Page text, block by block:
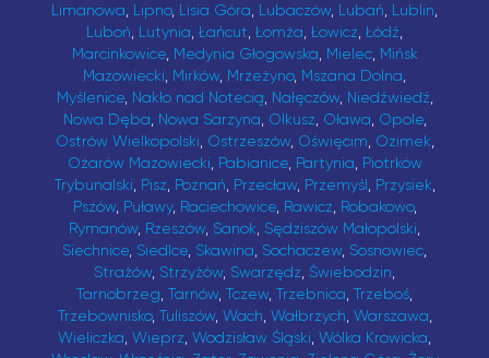
Limanowa, Lipno, Lisia Góra, Lubaczów, Lubań, Lublin,
Luboń, Lutynia, Łańcut, Łomża, Łowicz, Łódź,
Marcinkowice, Medynia Głogowska, Mielec, Mińsk
Mazowiecki, Mirków, Mrzeżyno, Mszana Dolna,
Myślenice, Nakło nad Notecią, Nałęczów, Niedźwiedź,
Nowa Dęba, Nowa Sarzyna, Olkusz, Oława, Opole,
Ostrów Wielkopolski, Ostrzeszów, Oświęcim, Ozimek,
Ożarów Mazowiecki, Pabianice, Partynia, Piotrków
Trybunalski, Pisz, Poznań, Przecław, Przemyśl, Przysiek,
Pszów, Puławy, Raciechowice, Rawicz, Robakowo,
Rymanów, Rzeszów, Sanok, Sędziszów Małopolski,
Siechnice, Siedlce, Skawina, Sochaczew, Sosnowiec,
Strażów, Strzyżów, Swarzędz, Świebodzin,
Tarnobrzeg, Tarnów, Tczew, Trzebnica, Trzeboś,
Trzebownisko, Tuliszów, Wach, Wałbrzych, Warszawa,
Wieliczka, Wieprz, Wodzisław Śląski, Wólka Krowicka,